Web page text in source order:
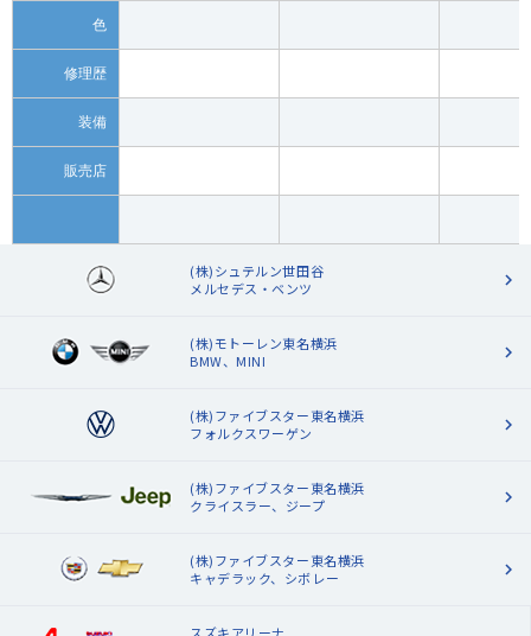
色
修理歴
装備
販売店
(株)シュテルン世田谷
メルセデス・ベンツ
(株)モトーレン東名横浜
BMW、MINI
(株)ファイブスター東名横浜
フォルクスワーゲン
(株)ファイブスター東名横浜
クライスラー、ジープ
(株)ファイブスター東名横浜
キャデラック、シボレー